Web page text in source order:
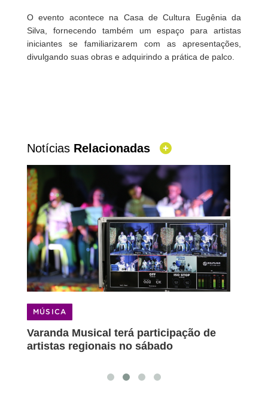
O evento acontece na Casa de Cultura Eugênia da
Silva, fornecendo também um espaço para artistas
iniciantes se familiarizarem com as apresentações,
divulgando suas obras e adquirindo a prática de palco.
Notícias Relacionadas
participação de
no sábado
Diferentes estilos se
especial do Varanda